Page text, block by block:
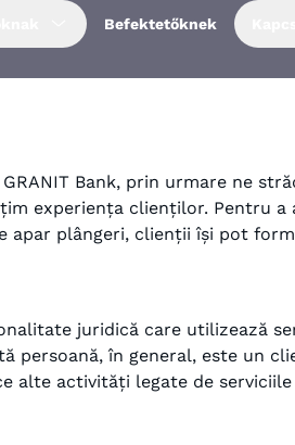
Befektetőknek
Bank, prin urmare ne
experiența clienților. Pentru a
plângeri, clienții își pot
juridică care utilizează
persoană, în general, este un
alte activități legate de